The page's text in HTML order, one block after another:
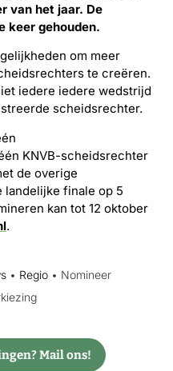
van het jaar. De
keer gehouden.
om meer
te creëren.
iedere iedere wedstrijd
scheidsrechter.
KNVB-scheidsrechter
de overige
landelijke finale op 5
kan tot 12 oktober
.
• Regio • Nomineer
Mail ons!